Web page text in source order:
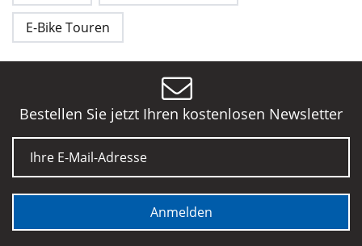
E-Bike Touren
Bestellen Sie jetzt Ihren kostenlosen Newsletter
E-Mail
Anmelden